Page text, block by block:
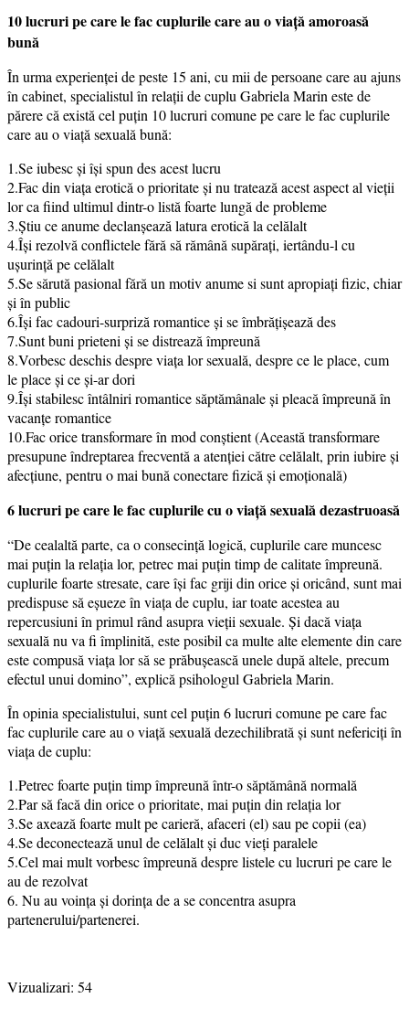
10 lucruri pe care le fac cuplurile care au o viață amoroasă
bună
În urma experienței de peste 15 ani, cu mii de persoane care au ajuns
în cabinet, specialistul în relaţii de cuplu Gabriela Marin este de
părere că există cel puţin 10 lucruri comune pe care le fac cuplurile
care au o viaţă sexuală bună:
1.Se iubesc și își spun des acest lucru
2.Fac din viața erotică o prioritate și nu tratează acest aspect al vieții
lor ca fiind ultimul dintr-o listă foarte lungă de probleme
3.Știu ce anume declanșează latura erotică la celălalt
4.Își rezolvă conflictele fără să rămână supărați, iertându-l cu
ușurință pe celălalt
5.Se sărută pasional fără un motiv anume si sunt apropiați fizic, chiar
și în public
6.Își fac cadouri-surpriză romantice și se îmbrățișează des
7.Sunt buni prieteni și se distrează împreună
8.Vorbesc deschis despre viața lor sexuală, despre ce le place, cum
le place și ce și-ar dori
9.Își stabilesc întâlniri romantice săptămânale și pleacă împreună în
vacanțe romantice
10.Fac orice transformare în mod conștient (Această transformare
presupune îndreptarea frecventă a atenției către celălalt, prin iubire și
afecțiune, pentru o mai bună conectare fizică și emoțională)
6 lucruri pe care le fac cuplurile cu o viață sexuală dezastruoasă
“De cealaltă parte, ca o consecinţă logică, cuplurile care muncesc
mai puţin la relaţia lor, petrec mai puţin timp de calitate împreună.
cuplurile foarte stresate, care îşi fac griji din orice şi oricând, sunt mai
predispuse să eşueze în viaţa de cuplu, iar toate acestea au
repercusiuni în primul rând asupra vieţii sexuale. Și dacă viaţa
sexuală nu va fi împlinită, este posibil ca multe alte elemente din care
este compusă viaţa lor să se prăbuşească unele după altele, precum
efectul unui domino”, explică psihologul Gabriela Marin.
În opinia specialistului, sunt cel puţin 6 lucruri comune pe care fac
fac cuplurile care au o viaţă sexuală dezechilibrată şi sunt nefericiţi în
viaţa de cuplu:
1.Petrec foarte puțin timp împreună într-o săptămână normală
2.Par să facă din orice o prioritate, mai puțin din relația lor
3.Se axează foarte mult pe carieră, afaceri (el) sau pe copii (ea)
4.Se deconectează unul de celălalt și duc vieți paralele
5.Cel mai mult vorbesc împreună despre listele cu lucruri pe care le
au de rezolvat
6. Nu au voința și dorința de a se concentra asupra
partenerului/partenerei.
Vizualizari: 54